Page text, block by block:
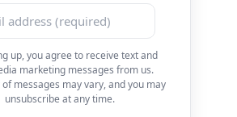
up, you agree to receive text and
marketing messages from us.
of messages may vary, and you may
unsubscribe at any time.